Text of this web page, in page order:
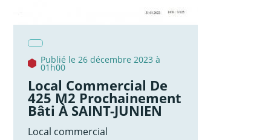
Publié le 26 décembre 2023 à
01h00
Local Commercial De
425 M2 Prochainement
Bâti À SAINT-JUNIEN
Local commercial